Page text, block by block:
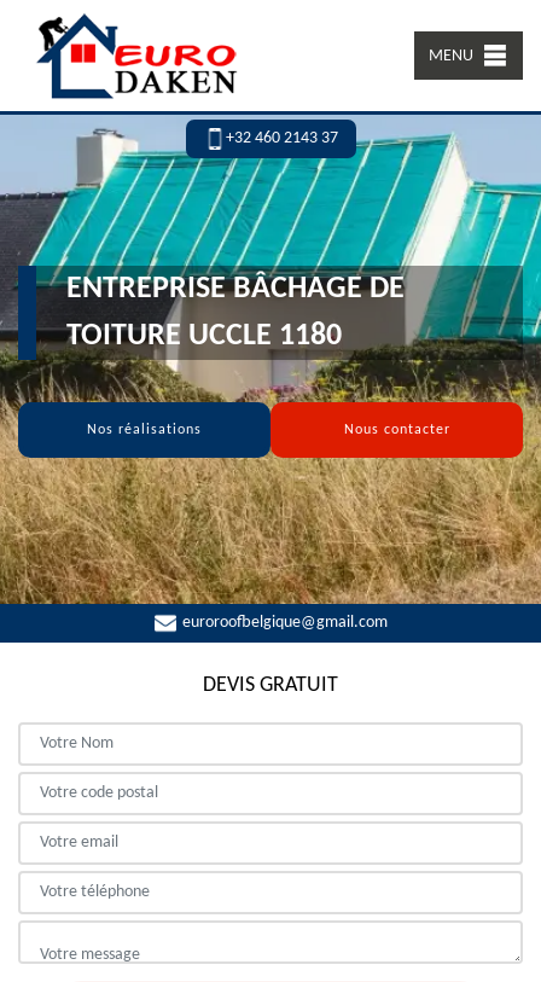
MENU
+32 460 2143 37
ENTREPRISE BÂCHAGE DE
TOITURE UCCLE 1180
Nos réalisations Nous contacter
euroroofbelgique@gmail.com
DEVIS GRATUIT